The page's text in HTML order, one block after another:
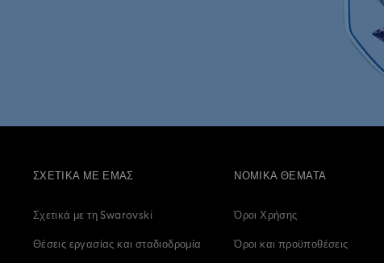
ΣΧΕΤΙΚΆ ΜΕ ΕΜΆΣ
Σχετικά με τη Swarovski
Θέσεις εργασίας και σταδιοδρομία
ΝΟΜΙΚΆ ΘΈΜΑΤΑ
Όροι Χρήσης
Όροι και προϋποθέσεις